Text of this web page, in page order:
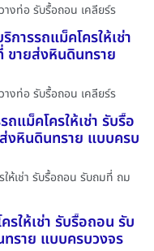
างท่อ รับรื้อถอน เคลียร์ร
การรถแม็คโครให้เช่า
ายส่งหินดินทราย
างท่อ รับรื้อถอน เคลียร์ร
แม็คโครให้เช่า รับรื้อ
หินดินทราย แบบครบ
ห้เช่า รับรื้อถอน รับถมที่ ถม
ให้เช่า รับรื้อถอน รับ
ราย แบบครบวงจร